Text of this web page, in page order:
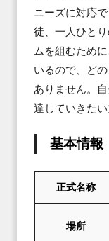
ニーズに対応
徒、一人ひと
ムを組むため
いるので、ど
ありません。
達していきたい
基本情報
正式名称
場所